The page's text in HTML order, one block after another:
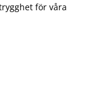
för våra